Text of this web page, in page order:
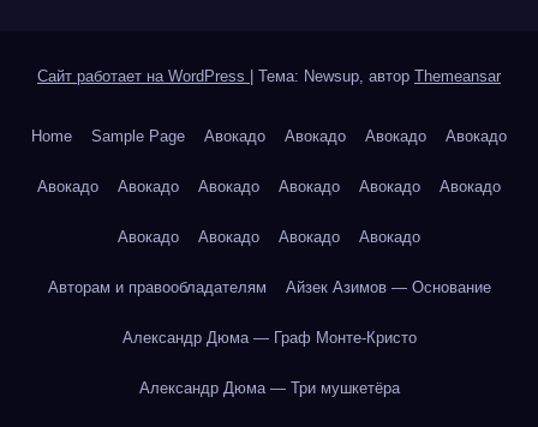
Сайт работает на WordPress Тема: Newsup, автор Themeansar
Home Sample Page Авокадо Авокадо Авокадо Авокадо
Авокадо Авокадо Авокадо Авокадо Авокадо Авокадо
Авокадо Авокадо Авокадо Авокадо
Авторам и правообладателям Айзек Азимов — Основание
Александр Дюма — Граф Монте-Кристо
Александр Дюма — Три мушкетёра